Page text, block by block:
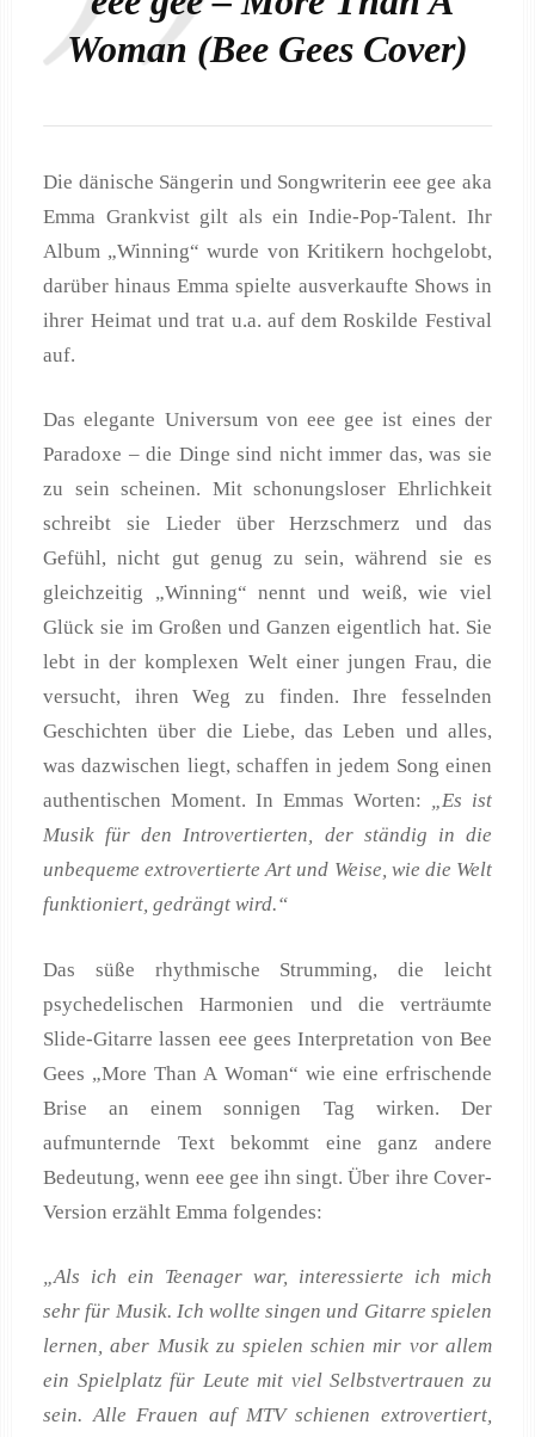
Woman (Bee Gees Cover)
Die dänische Sängerin und Songwriterin eee gee aka
Emma Grankvist gilt als ein Indie-Pop-Talent. Ihr
Album „Winning“ wurde von Kritikern hochgelobt,
darüber hinaus Emma spielte ausverkaufte Shows in
ihrer Heimat und trat u.a. auf dem Roskilde Festival
auf.
Das elegante Universum von eee gee ist eines der
Paradoxe – die Dinge sind nicht immer das, was sie
zu sein scheinen. Mit schonungsloser Ehrlichkeit
schreibt sie Lieder über Herzschmerz und das
Gefühl, nicht gut genug zu sein, während sie es
gleichzeitig „Winning“ nennt und weiß, wie viel
Glück sie im Großen und Ganzen eigentlich hat. Sie
lebt in der komplexen Welt einer jungen Frau, die
versucht, ihren Weg zu finden. Ihre fesselnden
Geschichten über die Liebe, das Leben und alles,
was dazwischen liegt, schaffen in jedem Song einen
authentischen Moment. In Emmas Worten: „Es ist
Musik für den Introvertierten, der ständig in die
unbequeme extrovertierte Art und Weise, wie die Welt
funktioniert, gedrängt wird.“
Das süße rhythmische Strumming, die leicht
psychedelischen Harmonien und die verträumte
Slide-Gitarre lassen eee gees Interpretation von Bee
Gees „More Than A Woman“ wie eine erfrischende
Brise an einem sonnigen Tag wirken. Der
aufmunternde Text bekommt eine ganz andere
Bedeutung, wenn eee gee ihn singt. Über ihre Cover-
Version erzählt Emma folgendes:
„Als ich ein Teenager war, interessierte ich mich
sehr für Musik. Ich wollte singen und Gitarre spielen
lernen, aber Musik zu spielen schien mir vor allem
ein Spielplatz für Leute mit viel Selbstvertrauen zu
sein. Alle Frauen auf MTV schienen extrovertiert,